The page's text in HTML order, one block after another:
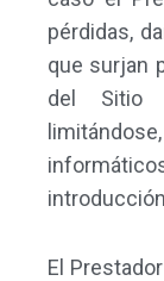
pérdidas,
que surjan
del Sitio
El